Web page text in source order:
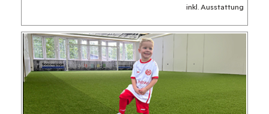
inkl. Ausstattung